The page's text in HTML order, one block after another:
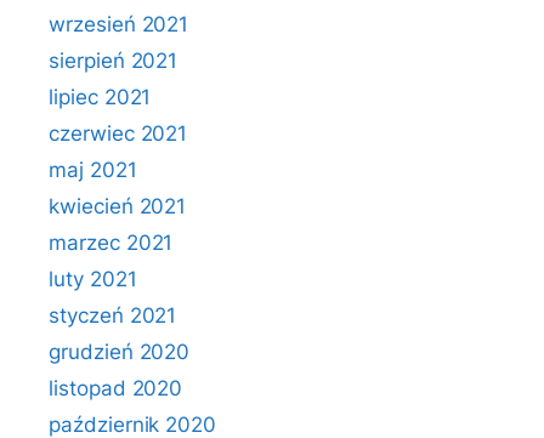
wrzesień 2021
sierpień 2021
lipiec 2021
czerwiec 2021
maj 2021
kwiecień 2021
marzec 2021
luty 2021
styczeń 2021
grudzień 2020
listopad 2020
październik 2020